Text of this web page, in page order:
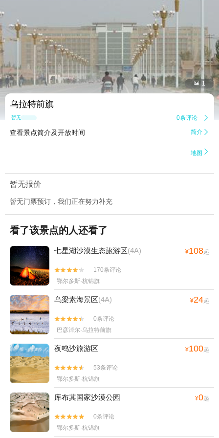
 1
乌拉特前旗
暂无点评 0条评论 
查看景点简介及开放时间 简介 
地图 
暂无报价
暂无门票预订，我们正在努力补充
看了该景点的人还看了
七星湖沙漠生态旅游区(4A) ¥108起


170条评论
鄂尔多斯·杭锦旗
乌梁素海景区(4A) ¥24起


0条评论
巴彦淖尔·乌拉特前旗
夜鸣沙旅游区 ¥100起


53条评论
鄂尔多斯·杭锦旗
库布其国家沙漠公园 ¥0起


0条评论
鄂尔多斯·杭锦旗